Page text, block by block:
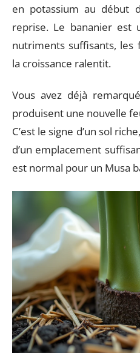
en potassium au début
reprise. Le bananier est
nutriments suffisants,
la croissance ralentit.
Vous avez déjà
produisent une nouvelle
C’est le signe d’un sol
d’un emplacement
est normal pour un Musa